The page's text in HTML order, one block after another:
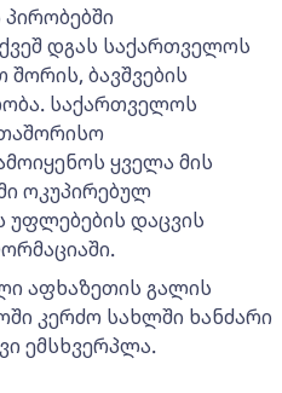
დგას საქართველოს
ბავშვების
საქართველოს
ყველა მის
ოკუპირებულ
უფლებების დაცვის
აფხაზეთის გალის
კერძო სახლში ხანძარი
ემსხვერპლა.